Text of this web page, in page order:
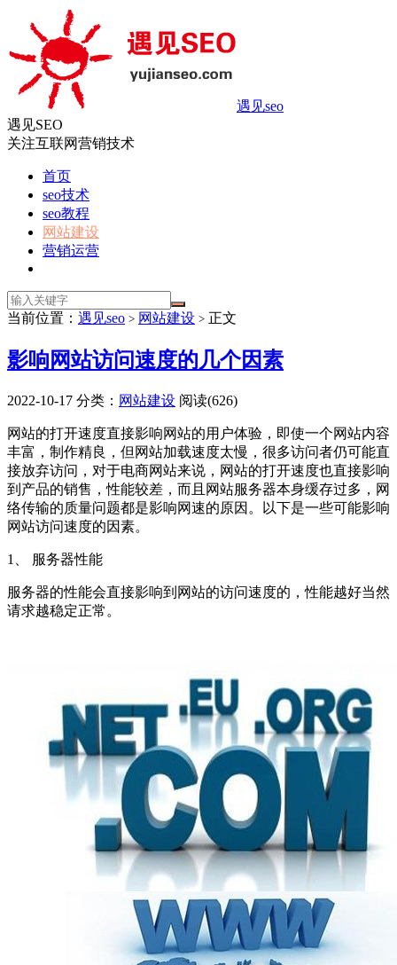
遇见seo
遇见SEO
关注互联网营销技术
首页
seo技术
seo教程
网站建设
营销运营
当前位置： 遇见seo > 网站建设 > 正文
影响网站访问速度的几个因素
2022-10-17 分类： 网站建设 阅读(626)
网站的打开速度直接影响网站的用户体验，即使一个网站内容
丰富，制作精良，但网站加载速度太慢，很多访问者仍可能直
接放弃访问，对于电商网站来说，网站的打开速度也直接影响
到产品的销售，性能较差，而且网站服务器本身缓存过多，网
络传输的质量问题都是影响网速的原因。以下是一些可能影响
网站访问速度的因素。
1、 服务器性能
服务器的性能会直接影响到网站的访问速度的，性能越好当然
请求越稳定正常。